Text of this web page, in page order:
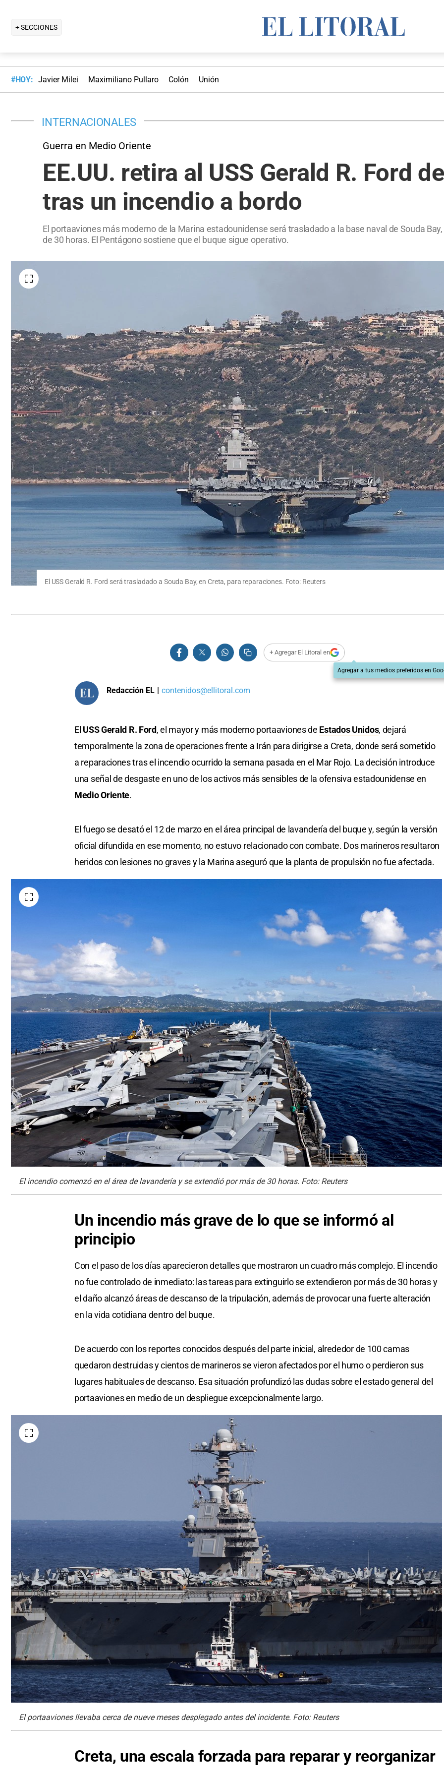
+ SECCIONES
#HOY: Javier Milei Maximiliano Pullaro Colón Unión
INTERNACIONALES
Guerra en Medio Oriente
EE.UU. retira al USS Gerald R. Ford
tras un incendio a bordo
El portaaviones más moderno de la Marina estadounidense será trasladado a la base naval de Souda
de 30 horas. El Pentágono sostiene que el buque sigue operativo.
El USS Gerald R. Ford será trasladado a Souda Bay, en Creta, para reparaciones. Foto: Reuters
+ Agregar El Litoral en
Agregar a tus medios preferidos en
Redacción EL | contenidos@ellitoral.com
El USS Gerald R. Ford, el mayor y más moderno portaaviones de Estados Unidos, dejará
temporalmente la zona de operaciones frente a Irán para dirigirse a Creta, donde será sometido
a reparaciones tras el incendio ocurrido la semana pasada en el Mar Rojo. La decisión introduce
una señal de desgaste en uno de los activos más sensibles de la ofensiva estadounidense en
Medio Oriente.
El fuego se desató el 12 de marzo en el área principal de lavandería del buque y, según la versión
oficial difundida en ese momento, no estuvo relacionado con combate. Dos marineros resultaron
heridos con lesiones no graves y la Marina aseguró que la planta de propulsión no fue afectada.
El incendio comenzó en el área de lavandería y se extendió por más de 30 horas. Foto: Reuters
Un incendio más grave de lo que se informó al
principio
Con el paso de los días aparecieron detalles que mostraron un cuadro más complejo. El incendio
no fue controlado de inmediato: las tareas para extinguirlo se extendieron por más de 30 horas y
el daño alcanzó áreas de descanso de la tripulación, además de provocar una fuerte alteración
en la vida cotidiana dentro del buque.
De acuerdo con los reportes conocidos después del parte inicial, alrededor de 100 camas
quedaron destruidas y cientos de marineros se vieron afectados por el humo o perdieron sus
lugares habituales de descanso. Esa situación profundizó las dudas sobre el estado general del
portaaviones en medio de un despliegue excepcionalmente largo.
El portaaviones llevaba cerca de nueve meses desplegado antes del incidente. Foto: Reuters
Creta, una escala forzada para reparar y reorganizar